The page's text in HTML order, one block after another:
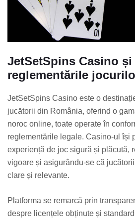
JetSetSpins Casino și
reglementările
JetSetSpins Casino este o
jucătorii din România, oferind o
noroc online, toate operate în
reglementările legale. Casino-ul își
experiență de joc sigură și plăcută,
vigoare și asigurându-se că
clare și relevante.
Platforma se remarcă prin
despre licențele obținute și